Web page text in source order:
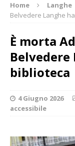
Home Langhe
Belvedere Langhe
È morta
Belvedere
biblioteca
4 Giugno 2026
accessibile